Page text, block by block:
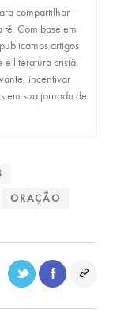
compartilhar
Com base em
artigos
e literatura cristã.
incentivar
em sua jornada de
ORAÇÃO